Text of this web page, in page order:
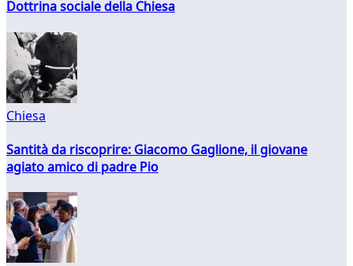
Dottrina sociale della Chiesa
Chiesa
Santità da riscoprire: Giacomo Gaglione, il giovane
agiato amico di padre Pio